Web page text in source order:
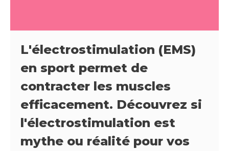
L'électrostimulation (EMS)
en sport permet de
contracter les muscles
efficacement. Découvrez si
l'électrostimulation est
mythe ou réalité pour vos